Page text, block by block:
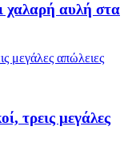
χαλαρή αυλή στα
τρεις μεγάλες